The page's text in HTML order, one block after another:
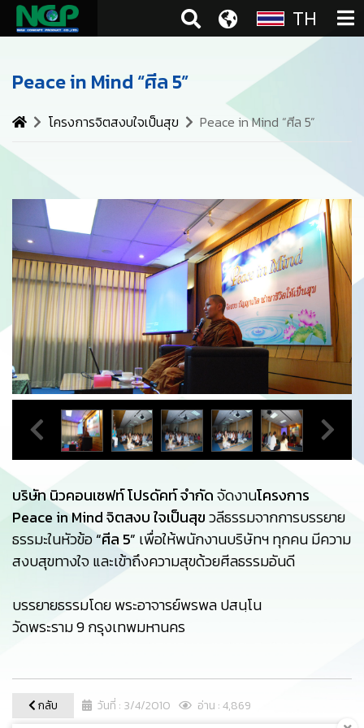
TH
Peace in Mind “ศีล 5”
โครงการจิตสงบใจเป็นสุข Peace in Mind “ศีล 5”
บริษัท นิวคอนเซฟท์ โปรดัคท์ จำกัดจัดงานโครงการ
Peace in Mind จิตสงบ ใจเป็นสุขวลีธรรมจากการบรรยาย
ธรรมะในหัวข้อ“ศีล 5” เพื่อให้พนักงานบริษัทฯ ทุกคน มีความ
สงบสุขทางใจ และเข้าถึงความสุขด้วยศีลธรรมอันดี
บรรยายธรรมโดย พระอาจารย์พรพล ปสนฺโน
วัดพระราม 9 กรุงเทพมหานคร
กลับ วันที่ : 3/4/2010 อ่าน : 4,869